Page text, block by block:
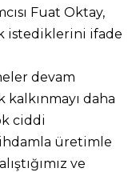
Fuat Oktay,
istediklerini ifade
devam
daha
ciddi
üretimle
ve